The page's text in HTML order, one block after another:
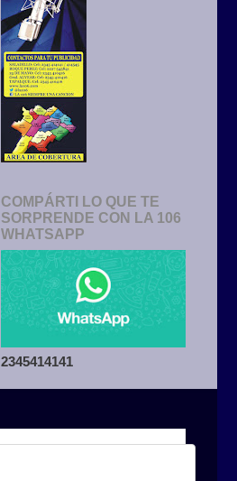
COMPÁRTI LO QUE TE
SORPRENDE CON LA 106
WHATSAPP
2345414141